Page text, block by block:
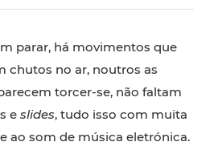
parar, há movimentos que
chutos no ar, noutros as
torcer-se, não faltam
e slides, tudo isso com muita
ao som de música eletrónica.